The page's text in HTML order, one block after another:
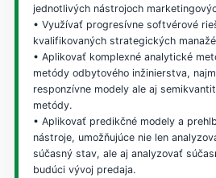
jednotlivých nástrojoch
• Využívať progresívne softvérové
kvalifikovaných strategických
• Aplikovať komplexné analytické
metódy odbytového inžinierstva,
responzívne modely ale aj
metódy.
• Aplikovať predikčné modely a
nástroje, umožňujúce nie len
súčasný stav, ale aj analyzovať
budúci vývoj predaja.